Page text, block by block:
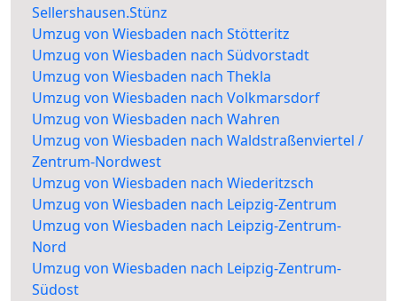
Sellershausen.Stünz
Umzug von Wiesbaden nach Stötteritz
Umzug von Wiesbaden nach Südvorstadt
Umzug von Wiesbaden nach Thekla
Umzug von Wiesbaden nach Volkmarsdorf
Umzug von Wiesbaden nach Wahren
Umzug von Wiesbaden nach Waldstraßenviertel /
Zentrum-Nordwest
Umzug von Wiesbaden nach Wiederitzsch
Umzug von Wiesbaden nach Leipzig-Zentrum
Umzug von Wiesbaden nach Leipzig-Zentrum-
Nord
Umzug von Wiesbaden nach Leipzig-Zentrum-
Südost